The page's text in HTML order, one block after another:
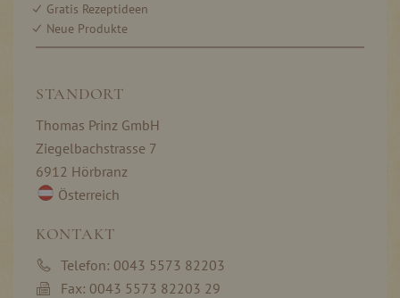
Gratis Rezeptideen
Neue Produkte
STANDORT
Thomas Prinz GmbH
Ziegelbachstrasse 7
6912 Hörbranz
Österreich
KONTAKT
Telefon: 0043 5573 82203
Fax: 0043 5573 82203 29